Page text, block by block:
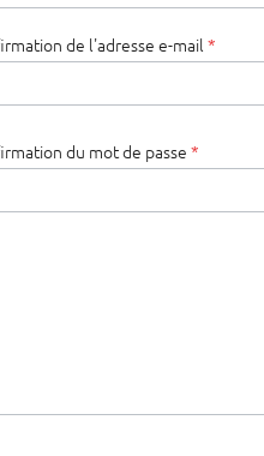
de l'adresse e-mail *
du mot de passe *